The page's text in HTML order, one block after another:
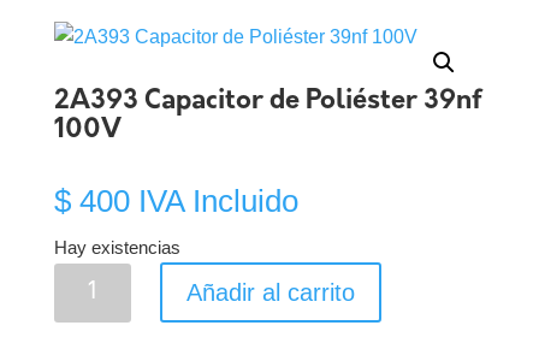
2A393 Capacitor de Poliéster 39nf
100V
$400 IVA Incluido
Hay existencias
2A393
Añadir al carrito